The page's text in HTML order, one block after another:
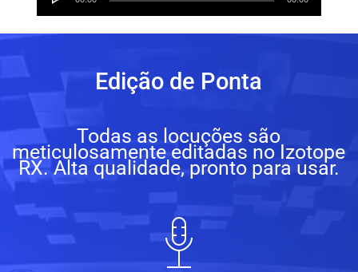
Edição de Ponta
Todas as locuções são
meticulosamente editadas no Izotope
RX. Alta qualidade, pronto para usar.